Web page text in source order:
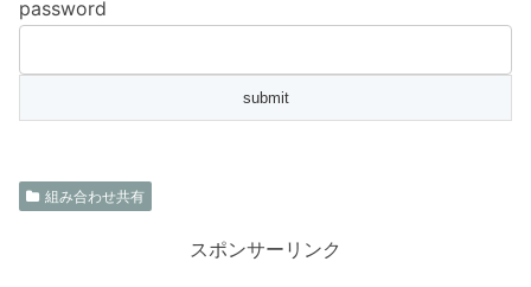
password
組み合わせ共有
スポンサーリンク